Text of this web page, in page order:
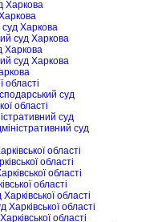
Харкова
суд Харкова
суд Харкова
Харкова
суд Харкова
області
суд
області
суд
суд
області
області
області
області
області
Харківської області
області